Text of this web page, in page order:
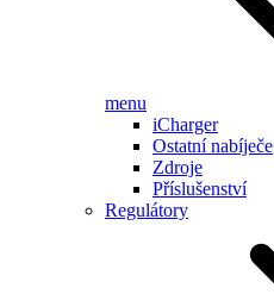
menu
iCharger
Ostatní nabíječe
Zdroje
Příslušenství
Regulátory